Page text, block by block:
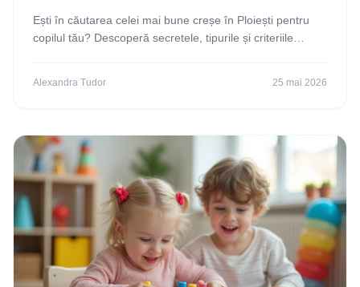
Ești în căutarea celei mai bune creșe în Ploiești pentru
copilul tău? Descoperă secretele, tipurile și criteriile
Alexandra Tudor 25 mai 2026